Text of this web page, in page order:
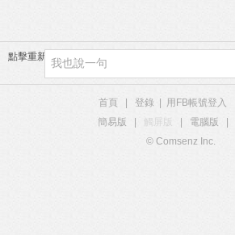
點擊重新加載
首頁 登錄 用FB帳號登入
簡易版
觸屏版 電腦版
© Comsenz Inc.